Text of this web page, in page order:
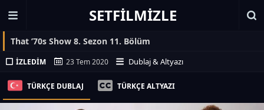
SETFILMIZLE
That ’70s Show 8. Sezon 11. Bölüm
İZLEDIM 23 Tem 2020 Dublaj & Altyazı
TÜRKÇE DUBLAJ TÜRKÇE ALTYAZI